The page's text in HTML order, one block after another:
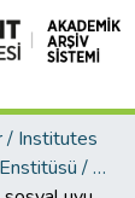
/ Institutes
Sosyal Bilimler Enstitüsü / Social Sciences Institute